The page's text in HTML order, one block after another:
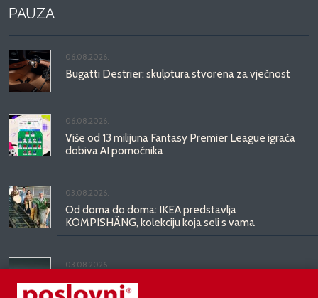
PAUZA
06.08.2026.
Bugatti Destrier: skulptura stvorena za vječnost
06.08.2026.
Više od 13 milijuna Fantasy Premier League igrača
dobiva AI pomoćnika
03.08.2026.
Od doma do doma: IKEA predstavlja
KOMPISHÄNG, kolekciju koja seli s vama
03.08.2026.
Kineski BYD predstavio luksuznu limuzinu veću od
Mercedesove S-klase, obećava domet do 1.000